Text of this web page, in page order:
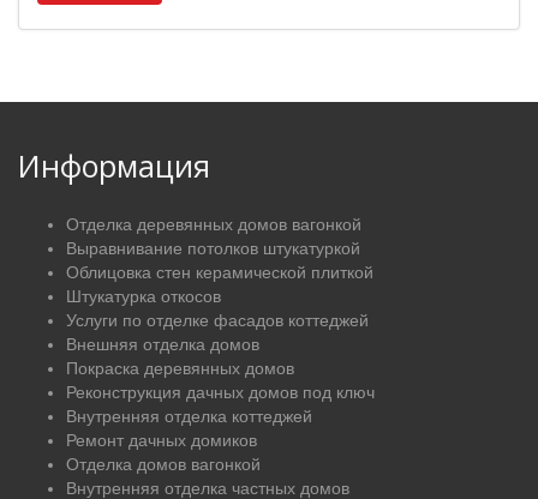
Информация
Отделка деревянных домов вагонкой
Выравнивание потолков штукатуркой
Облицовка стен керамической плиткой
Штукатурка откосов
Услуги по отделке фасадов коттеджей
Внешняя отделка домов
Покраска деревянных домов
Реконструкция дачных домов под ключ
Внутренняя отделка коттеджей
Ремонт дачных домиков
Отделка домов вагонкой
Внутренняя отделка частных домов